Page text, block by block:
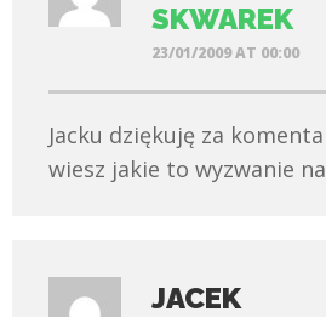
SKWAREK
23/01/2009 AT 00:00
Jacku dziękuję za
wiesz jakie to wyzwanie
JACEK